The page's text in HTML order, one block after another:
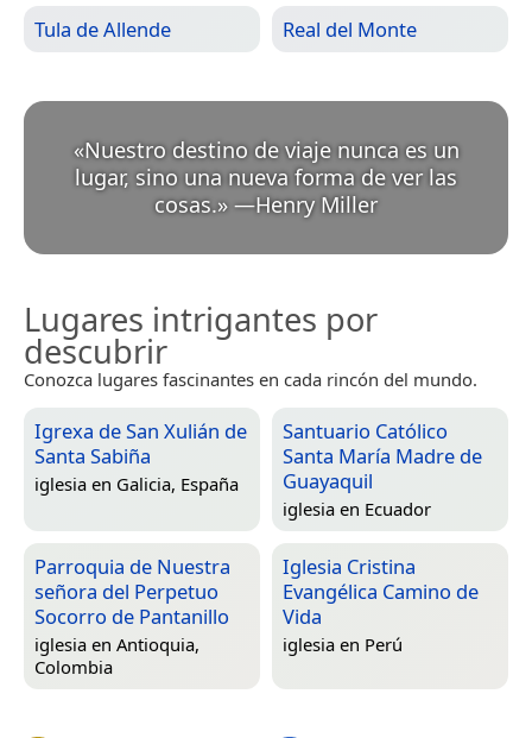
Tula de Allende Real del Monte
«Nuestro destino de viaje nunca es un
lugar, sino una nueva forma de ver las
cosas.» —Henry Miller
Lugares intrigantes por
descubrir
Conozca lugares fascinantes en cada rincón del mundo.
Igrexa de San Xulián de
Santa Sabiña
iglesia en Galicia, España
Santuario Católico
Santa María Madre de
Guayaquil
iglesia en Ecuador
Parroquia de Nuestra
señora del Perpetuo
Socorro de Pantanillo
iglesia en Antioquia,
Colombia
Iglesia Cristina
Evangélica Camino de
Vida
iglesia en Perú